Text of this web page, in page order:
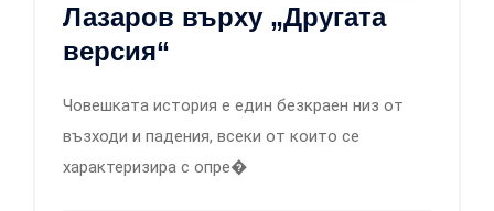
Лазаров върху „Другата
версия“
Човешката история е един безкраен низ от
възходи и падения, всеки от които се
характеризира с опре�